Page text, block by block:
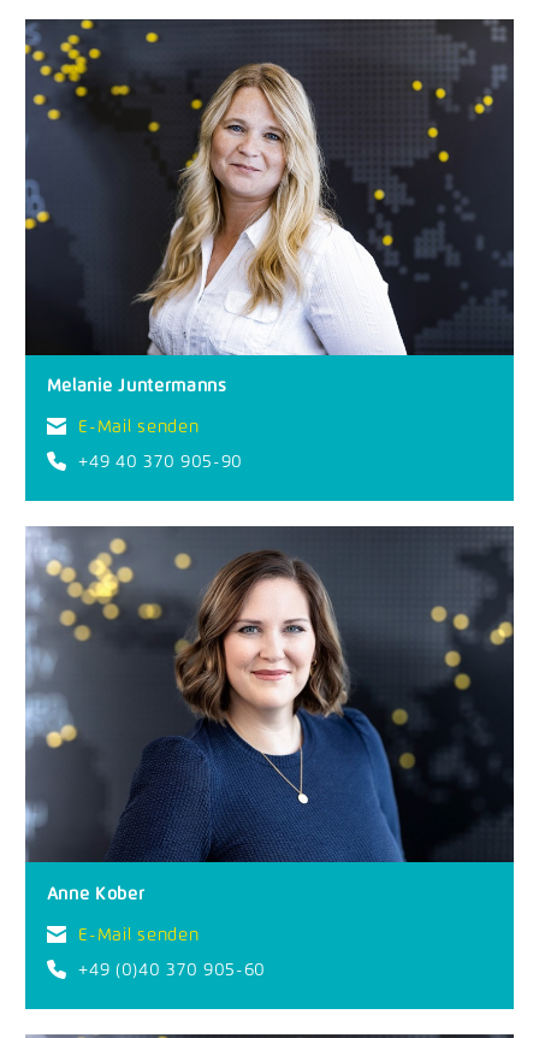
Melanie Juntermanns
E-Mail senden
+49 40 370 905-90
Anne Kober
E-Mail senden
+49 (0)40 370 905-60